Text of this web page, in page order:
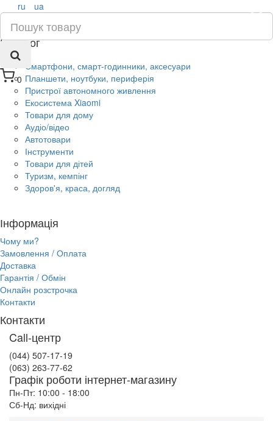
0
×
ru ua
Каталог
Смартфони, смарт-годинники, аксесуари
Планшети, ноутбуки, периферія
Пристрої автономного живлення
Екосистема Xiaomi
Товари для дому
Аудіо/відео
Автотовари
Інструменти
Товари для дітей
Туризм, кемпінг
Здоров'я, краса, догляд
Інформація
Чому ми?
Замовлення / Оплата
Доставка
Гарантія / Обмін
Онлайн розстрочка
Контакти
Контакти
Call-центр
(044) 507-17-19
(063) 263-77-62
Графік роботи інтернет-магазину
Пн-Пт: 10:00 - 18:00
Сб-Нд: вихідні